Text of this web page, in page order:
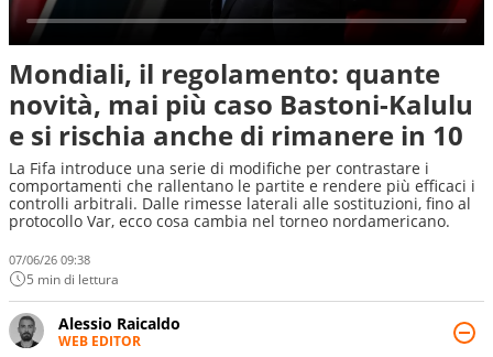
Mondiali, il regolamento: quante
novità, mai più caso Bastoni-Kalulu
e si rischia anche di rimanere in 10
La Fifa introduce una serie di modifiche per contrastare i
comportamenti che rallentano le partite e rendere più efficaci i
controlli arbitrali. Dalle rimesse laterali alle sostituzioni, fino al
protocollo Var, ecco cosa cambia nel torneo nordamericano.
07/06/26 09:38
5 min di lettura
Alessio Raicaldo
WEB EDITOR